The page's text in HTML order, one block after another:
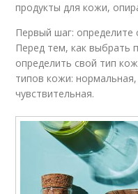
продукты для кожи,
Первый шаг: определите
Перед тем, как выбрать
определить свой тип
типов кожи:
чувствительная.